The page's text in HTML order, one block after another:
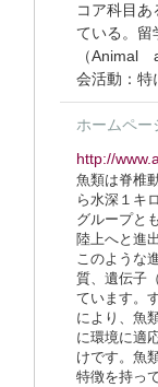
コア科目
ている。留
（Animal
会活動：特
ホームペー
http://
魚類は脊椎
ら水深１キ
グループと
陸上へと進
このような
質、遺伝子
ています。
により、魚
に環境に適
けです。魚
特徴を持っ